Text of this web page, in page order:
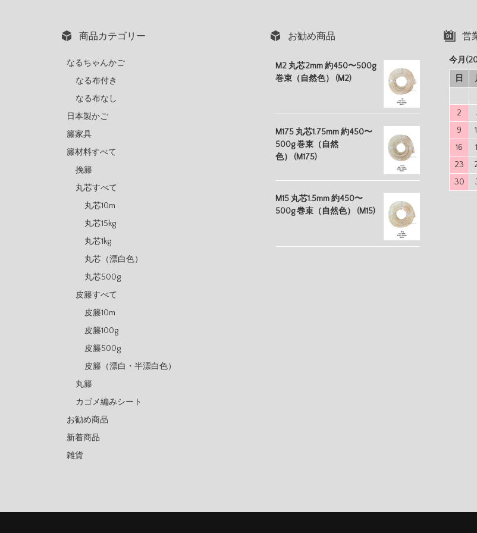
商品カテゴリー
なるちゃんかご
なる布付き
なる布なし
日本製かご
籐家具
籐材料すべて
挽籐
丸芯すべて
丸芯10m
丸芯15kg
丸芯1kg
丸芯（漂白色）
丸芯500g
皮籐すべて
皮籐10m
皮籐100g
皮籐500g
皮籐（漂白・半漂白色）
丸籐
カゴメ編みシート
お勧め商品
新着商品
雑貨
お勧め商品
M2 丸芯2mm 約450〜500g
巻束（自然色） (M2)
M175 丸芯1.75mm 約450〜
500g 巻束（自然
色） (M175)
M15 丸芯1.5mm 約450〜
500g 巻束（自然色） (M15)
営
今月
日
2
9
16
23
30